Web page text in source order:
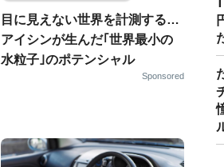
目に見えない世界を計測する…
アイシンが生んだ｢世界最小の
水粒子｣のポテンシャル
Sponsored